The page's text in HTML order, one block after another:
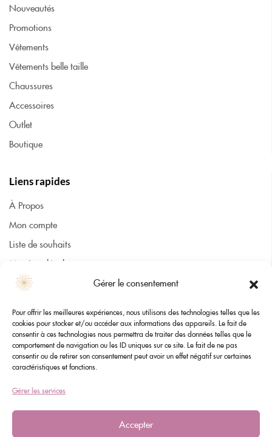
Gérer le consentement
Pour offrir les meilleures expériences, nous utilisons des technologies telles que les
cookies pour stocker et/ou accéder aux informations des appareils. Le fait de
consentir à ces technologies nous permettra de traiter des données telles que le
comportement de navigation ou les ID uniques sur ce site. Le fait de ne pas
consentir ou de retirer son consentement peut avoir un effet négatif sur certaines
caractéristiques et fonctions.
Gérer les services
Accepter
Nouveautés
Promotions
Vêtements
Vêtements belle taille
Chaussures
Accessoires
Outlet
Boutique
Liens rapides
À Propos
Mon compte
Liste de souhaits
Mentions légales
CGV
Contact
Nous contacter